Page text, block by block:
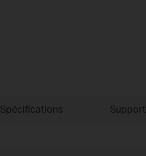
Spécifications Support